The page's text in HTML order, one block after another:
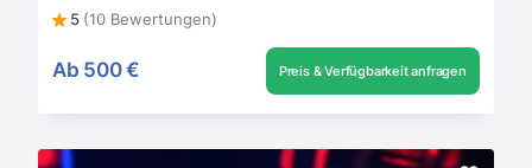
5 (10 Bewertungen)
Ab 500 € Preis & Verfügbarkeit anfragen